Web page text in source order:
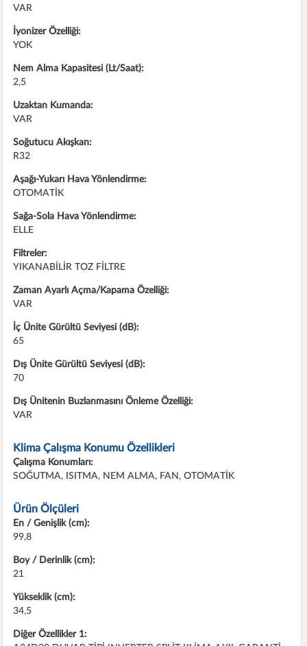
VAR
İyonizer Özelliği:
YOK
Nem Alma Kapasitesi (Lt/Saat):
2,5
Uzaktan Kumanda:
VAR
Soğutucu Akışkan:
R32
Aşağı-Yukarı Hava Yönlendirme:
OTOMATİK
Sağa-Sola Hava Yönlendirme:
ELLE
Filtreler:
YIKANABİLİR TOZ FİLTRE
Zaman Ayarlı Açma/Kapama Özelliği:
VAR
İç Ünite Gürültü Seviyesi (dB):
65
Dış Ünite Gürültü Seviyesi (dB):
70
Dış Ünitenin Buzlanmasını Önleme Özelliği:
VAR
Klima Çalışma Konumu Özellikleri
Çalışma Konumları:
SOĞUTMA, ISITMA, NEM ALMA, FAN, OTOMATİK
Ürün Ölçüleri
En / Genişlik (cm):
99,8
Boy / Derinlik (cm):
21
Yükseklik (cm):
34,5
Diğer Özellikler 1: